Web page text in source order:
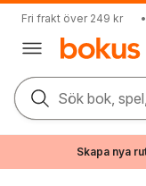
Fri frakt över 249 kr •
Sök bok,
Skapa nya